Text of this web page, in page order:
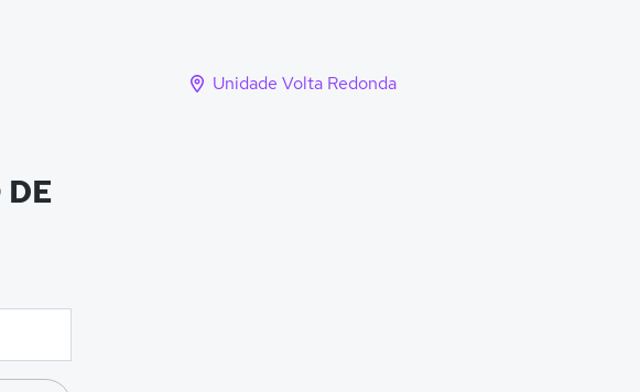
Unidade Volta Redonda